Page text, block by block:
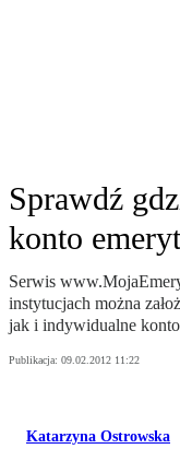
Sprawdź
konto
Serwis
instytucjach można
jak i indywidualne
Publikacja: 09.02.2012 11:22
Katarzyna Ostrowska